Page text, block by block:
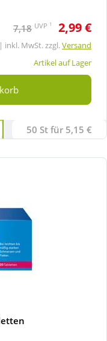
7,18 UVP 1 2,99 €
inkl. MwSt. zzgl.Versand
Artikel auf Lager
50 St für 5,15 €